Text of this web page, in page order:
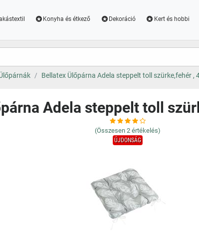
Konyha és étkező Dekoráció Kert és hobbi
Bellatex Ülőpárna Adela steppelt toll szürke,fehér ,
Adela steppelt toll
(Összesen 2 értékelés)
ÚJDONSÁG